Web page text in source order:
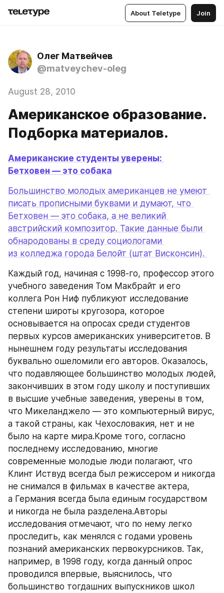
About Teletype Join
Олег Матвейчев
@matveychev-oleg
August 28, 2010
Американское образование.
Подборка материалов.
Американские студенты уверены:
Бетховен — это собака
Большинство молодых американцев не умеют
писать прописными буквами и думают, что
Бетховен — это собака, а не великий
австрийский композитор. Такие данные были
обнародованы в среду социологами
из колледжа города Белойт (штат Висконсин).
Каждый год, начиная с 1998-го, профессор этого
учебного заведения Том Макбрайт и его
коллега Рон Ниф публикуют исследование
степени широты кругозора, которое
основывается на опросах среди студентов
первых курсов американских университетов. В
нынешнем году результаты исследования
буквально ошеломили его авторов. Оказалось,
что подавляющее большинство молодых людей,
закончивших в этом году школу и поступивших
в высшие учебные заведения, уверены в том,
что Микеланджело — это компьютерный вирус,
а такой страны, как Чехословакия, нет и не
было на карте мира.Кроме того, согласно
последнему исследованию, многие
современные молодые люди полагают, что
Клинт Иствуд всегда был режиссером и никогда
не снимался в фильмах в качестве актера,
а Германия всегда была единым государством
и никогда не была разделена.Авторы
исследования отмечают, что по нему легко
проследить, как менялся с годами уровень
познаний американских первокурсников. Так,
например, в 1998 году, когда данный опрос
проводился впервые, выяснилось, что
большинство тогдашних выпускников школ